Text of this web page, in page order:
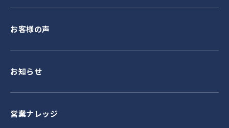
お客様の声
お知らせ
営業ナレッジ